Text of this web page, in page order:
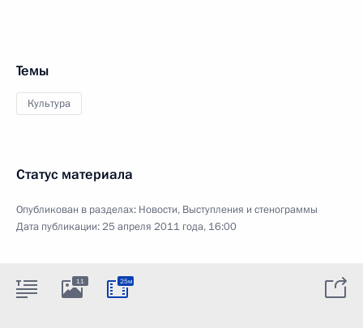
Темы
Культура
Статус материала
Опубликован в разделах: Новости, Выступления и стенограммы
Дата публикации:25 апреля 2011 года, 16:00
11 25м